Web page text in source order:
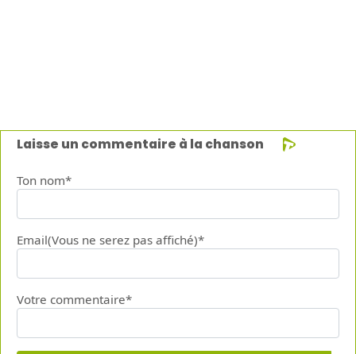
Laisse un commentaire à la chanson
Ton nom*
Email(Vous ne serez pas affiché)*
Votre commentaire*